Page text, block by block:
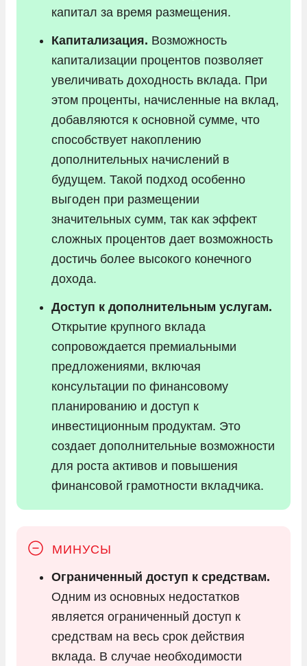
капитал за время размещения.
Капитализация. Возможность
капитализации процентов позволяет
увеличивать доходность вклада. При
этом проценты, начисленные на вклад,
добавляются к основной сумме, что
способствует накоплению
дополнительных начислений в
будущем. Такой подход особенно
выгоден при размещении
значительных сумм, так как эффект
сложных процентов дает возможность
достичь более высокого конечного
дохода.
Доступ к дополнительным услугам.
Открытие крупного вклада
сопровождается премиальными
предложениями, включая
консультации по финансовому
планированию и доступ к
инвестиционным продуктам. Это
создает дополнительные возможности
для роста активов и повышения
финансовой грамотности вкладчика.
Ограниченный доступ к средствам.
Одним из основных недостатков
является ограниченный доступ к
средствам на весь срок действия
вклада. В случае необходимости